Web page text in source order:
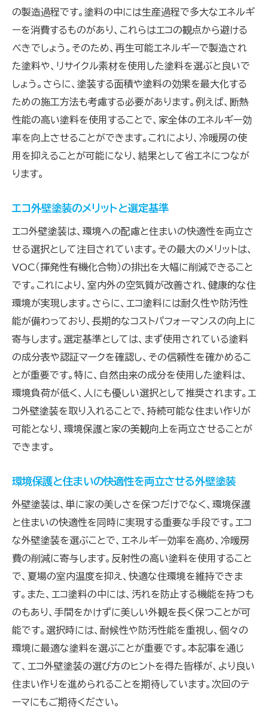
の製造過程です。塗料の中には生産過程で多大なエネルギ
ーを消費するものがあり、これらはエコの観点から避ける
べきでしょう。そのため、再生可能エネルギーで製造され
た塗料や、リサイクル素材を使用した塗料を選ぶと良いで
しょう。さらに、塗装する面積や塗料の効果を最大化する
ための施工方法も考慮する必要があります。例えば、断熱
性能の高い塗料を使用することで、家全体のエネルギー効
率を向上させることができます。これにより、冷暖房の使
用を抑えることが可能になり、結果として省エネにつなが
ります。
エコ外壁塗装のメリットと選定基準
エコ外壁塗装は、環境への配慮と住まいの快適性を両立さ
せる選択として注目されています。その最大のメリットは、
VOC（揮発性有機化合物）の排出を大幅に削減できること
です。これにより、室内外の空気質が改善され、健康的な住
環境が実現します。さらに、エコ塗料には耐久性や防汚性
能が備わっており、長期的なコストパフォーマンスの向上に
寄与します。選定基準としては、まず使用されている塗料
の成分表や認証マークを確認し、その信頼性を確かめるこ
とが重要です。特に、自然由来の成分を使用した塗料は、
環境負荷が低く、人にも優しい選択として推奨されます。エ
コ外壁塗装を取り入れることで、持続可能な住まい作りが
可能となり、環境保護と家の美観向上を両立させることが
できます。
環境保護と住まいの快適性を両立させる外壁塗装
外壁塗装は、単に家の美しさを保つだけでなく、環境保護
と住まいの快適性を同時に実現する重要な手段です。エコ
な外壁塗装を選ぶことで、エネルギー効率を高め、冷暖房
費の削減に寄与します。反射性の高い塗料を使用すること
で、夏場の室内温度を抑え、快適な住環境を維持できま
す。また、エコ塗料の中には、汚れを防止する機能を持つも
のもあり、手間をかけずに美しい外観を長く保つことが可
能です。選択時には、耐候性や防汚性能を重視し、個々の
環境に最適な塗料を選ぶことが重要です。本記事を通じ
て、エコ外壁塗装の選び方のヒントを得た皆様が、より良い
住まい作りを進められることを期待しています。次回のテ
ーマにもご期待ください。